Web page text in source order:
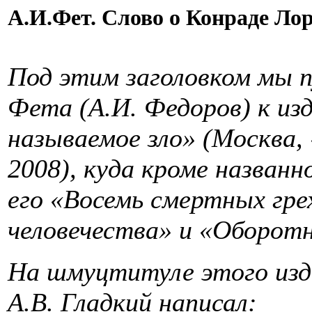
А.И.Фет. Слово о Конраде
Под этим заголовком мы
Фета (А.И. Федоров) к
называемое зло»
2008), куда кроме
его «Восемь смертных
человечества» и
На шмуцтитуле этого
А.В. Гладкий написал: